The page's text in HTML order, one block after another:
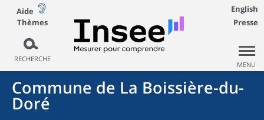
Aide
Thèmes
RECHERCHE
English
Presse
MENU
Commune de La Boissière-du-
Doré